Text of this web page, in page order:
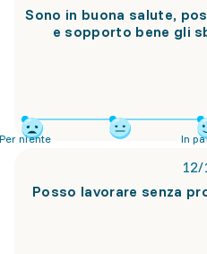
Sono in buona salute,
e sopporto bene gli
niente In
12/
Posso lavorare senza